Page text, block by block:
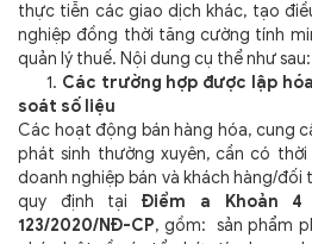
thực tiễn các giao dịch khác, tạo
nghiệp đồng thời tăng cường tính
quản lý thuế. Nội dung cụ thể như sau:
1. Các trường hợp được lập
soát số liệu
Các hoạt động bán hàng hóa, cung
phát sinh thường xuyên, cần có
doanh nghiệp bán và khách hàng/
quy định tạiĐiểm a Khoản
123/2020/NĐ-CP, gồm: sản phẩm